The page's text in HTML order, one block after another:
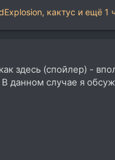
, кактус и ещё 1
здесь (спойлер) -
данном случае я